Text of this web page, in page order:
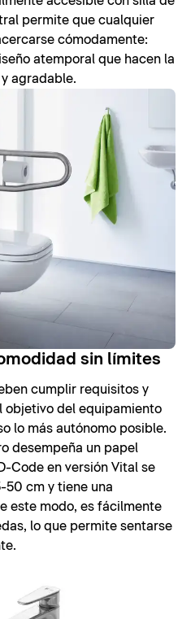
permite que cualquier
cómodamente:
atemporal que hacen la
agradable.
sin límites
cumplir requisitos y
objetivo del equipamiento
lo más autónomo posible.
desempeña un papel
Code en versión Vital se
50 cm y tiene una
este modo, es fácilmente
lo que permite sentarse